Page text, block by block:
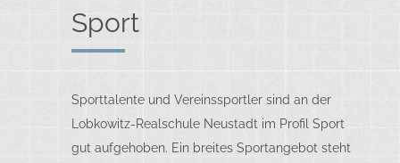
Sport
Sporttalente und Vereinssportler sind an der
Lobkowitz-Realschule Neustadt im Profil Sport
gut aufgehoben. Ein breites Sportangebot steht